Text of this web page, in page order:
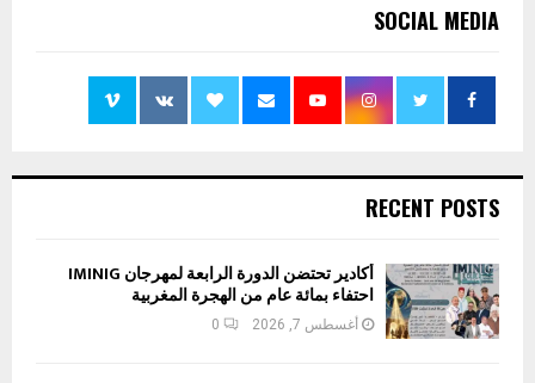
SOCIAL MEDIA
RECENT POSTS
أكادير تحتضن الدورة الرابعة لمهرجان IMINIG
احتفاء بمائة عام من الهجرة المغربية
أغسطس 7, 2026 0